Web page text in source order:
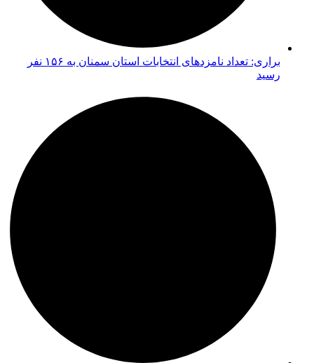
براری: تعداد نامزدهای انتخابات استان سمنان به ۱۵۶ نفر
رسید